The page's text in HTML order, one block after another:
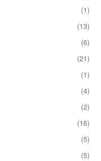
(1)
(13)
(6)
(21)
(1)
(4)
(2)
(16)
(5)
(5)